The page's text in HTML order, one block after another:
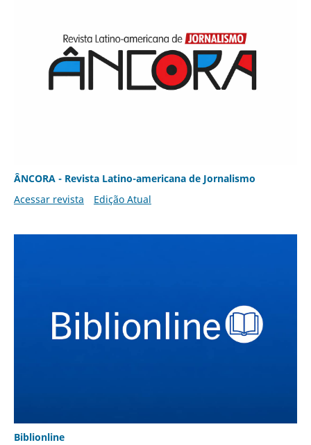
ÂNCORA - Revista Latino-americana de Jornalismo
Acessar revista
Edição Atual
Biblionline